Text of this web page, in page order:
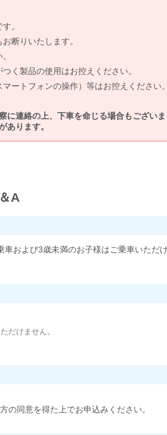
。
断りいたします。
く製品の使用はお控えください。
ートフォンの操作）等はお控えください
に連絡の上、下車を命じる場合もございま
あります。
A
および3歳未満のお子様はご乗車いただ
だけません。
の同意を得た上でお申込みください。